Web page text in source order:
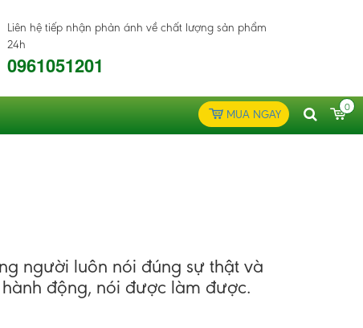
Liên hệ tiếp nhận phản ánh về chất lượng sản phẩm
24h
0961051201
0
MUA NGAY
người luôn nói đúng sự thật và
động, nói được làm được.